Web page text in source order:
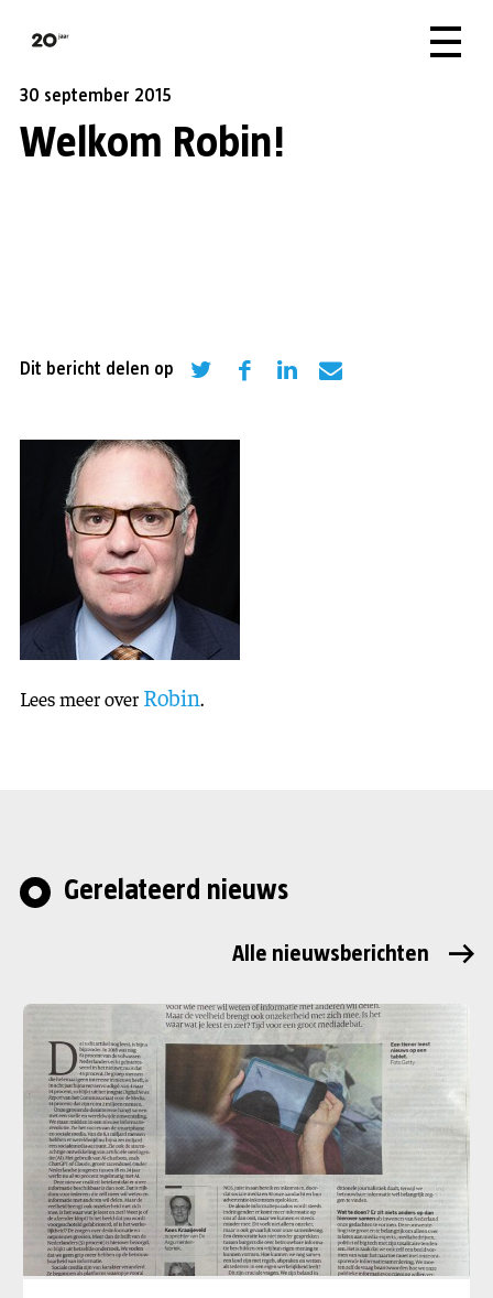
30 september 2015
Welkom Robin!
Dit bericht delen op
Lees meer over Robin.
Gerelateerd nieuws
Alle nieuwsberichten